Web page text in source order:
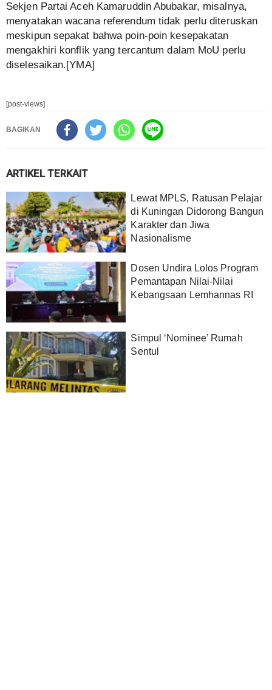
Sekjen Partai Aceh Kamaruddin Abubakar, misalnya,
menyatakan wacana referendum tidak perlu diteruskan
meskipun sepakat bahwa poin-poin kesepakatan
mengakhiri konflik yang tercantum dalam MoU perlu
diselesaikan.[YMA]
[post-views]
BAGIKAN
ARTIKEL TERKAIT
Lewat MPLS, Ratusan Pelajar
di Kuningan Didorong Bangun
Karakter dan Jiwa
Nasionalisme
Dosen Undira Lolos Program
Pemantapan Nilai-Nilai
Kebangsaan Lemhannas RI
Simpul ‘Nominee’ Rumah
Sentul